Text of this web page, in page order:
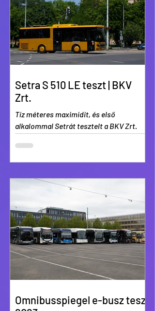
Setra S 510 LE teszt | BKV
Zrt.
Tíz méteres maximidit, és első
alkalommal Setrát tesztelt a BKV Zrt.
Omnibusspiegel e-busz teszt